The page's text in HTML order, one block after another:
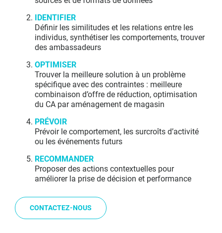
IDENTIFIER
Définir les similitudes et les relations entre les
individus, synthétiser les comportements, trouver
des ambassadeurs
OPTIMISER
Trouver la meilleure solution à un problème
spécifique avec des contraintes : meilleure
combinaison d’offre de réduction, optimisation
du CA par aménagement de magasin
PRÉVOIR
Prévoir le comportement, les surcroîts d’activité
ou les événements futurs
RECOMMANDER
Proposer des actions contextuelles pour
améliorer la prise de décision et performance
CONTACTEZ-NOUS